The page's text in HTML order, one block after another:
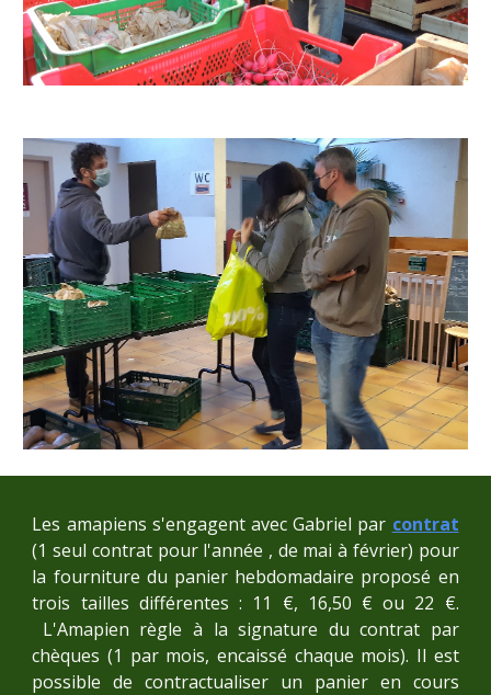
Les amapiens s'engagent avec Gabriel par contrat
(1 seul contrat pour l'année , de mai à février) pour
la fourniture du panier hebdomadaire proposé en
trois tailles différentes : 11 €, 16,50 € ou 22 €.
L'Amapien règle à la signature du contrat par
chèques (1 par mois, encaissé chaque mois). Il est
possible de contractualiser un panier en cours